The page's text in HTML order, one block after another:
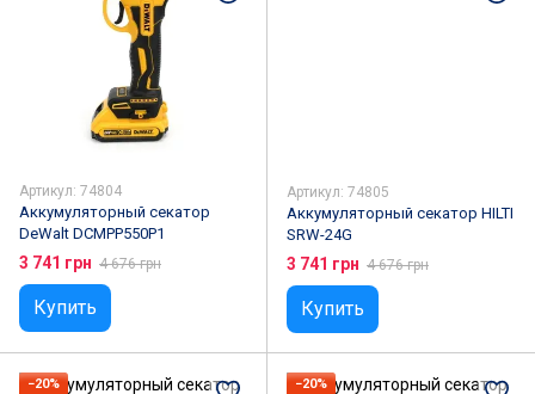
Артикул: 74804
Аккумуляторный секатор
DeWalt DCMPP550P1
3 741 грн 4 676 грн
Купить
Артикул: 74805
Аккумуляторный секатор HILTI
SRW-24G
3 741 грн 4 676 грн
Купить
−20%
−20%